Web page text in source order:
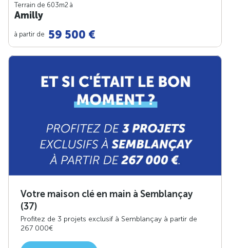
Terrain de 603m2 à
Amilly
à partir de 59 500 €
Votre maison clé en main à Semblançay
(37)
Profitez de 3 projets exclusif à Semblançay à partir de
267 000€